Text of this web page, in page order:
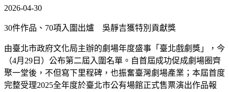
2026-04-30
30件作品、70項入圍出爐 吳靜吉獲特別貢獻獎
由臺北市政府文化局主辦的劇場年度盛事「臺北戲劇獎」，今
（4月29日）公布第二屆入圍名單。自首屆成功促成劇場圈齊
聚一堂後，不但寫下里程碑，也振奮臺灣劇場產業；本屆首度
完整受理2025全年度於臺北市公有場館正式售票演出作品報